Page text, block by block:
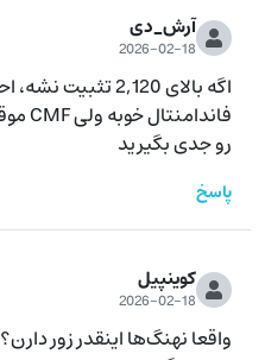
آرش_دی
2026-02-18
رو جدی بگیرید
پاسخ
کوینپیل
2026-02-18